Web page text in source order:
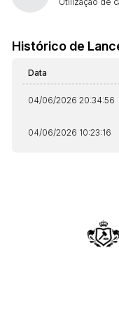
Histórico de
Data
04/06/2026 20:34:56
04/06/2026 10:23:16